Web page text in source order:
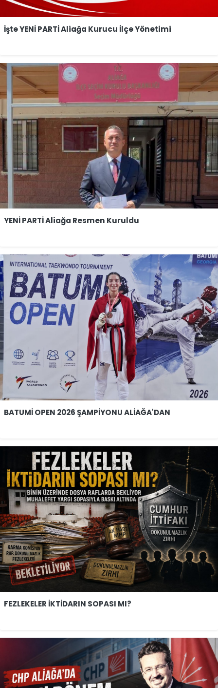
İşte YENİ PARTİ Aliağa Kurucu İlçe Yönetimi
YENİ PARTİ Aliağa Resmen Kuruldu
BATUMİ OPEN 2026 ŞAMPİYONU ALİAĞA'DAN
FEZLEKELER İKTİDARIN SOPASI MI?